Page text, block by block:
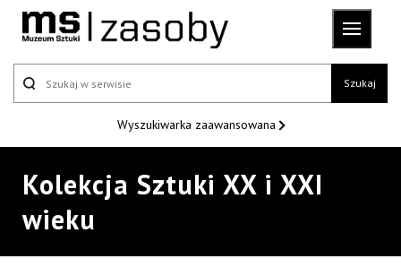
Szukaj
Wyszukiwarka zaawansowana
Kolekcja Sztuki XX i XXI
wieku